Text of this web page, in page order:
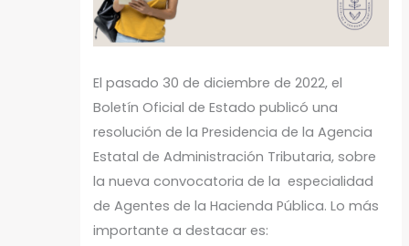
El pasado 30 de diciembre de 2022, el
Boletín Oficial de Estado publicó una
resolución de la Presidencia de la Agencia
Estatal de Administración Tributaria, sobre
la nueva convocatoria de la especialidad
de Agentes de la Hacienda Pública. Lo más
importante a destacar es: